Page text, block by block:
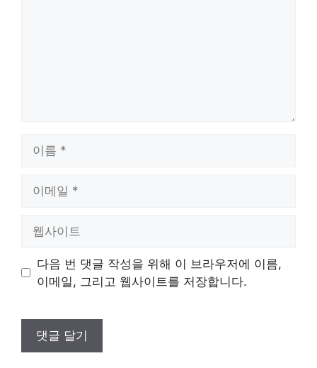
트
다음 번 댓글 작성을 위해 이 브라우저에 이름,
이메일, 그리고 웹사이트를 저장합니다.